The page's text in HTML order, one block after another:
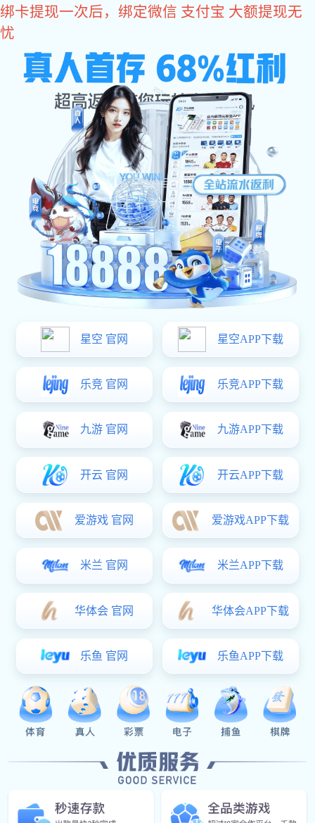
征途国际
关于征途国际
Kunshan YiYuan Medical Technology Co.,Ltd
征途国际-梦想照进现实,努力成就未来! 是一家专业从事
医用CT球管研发、生产、销售及技术服务、技术咨询的高科
技企业。公司依托国力股份40年军民融合的电真空技术平
台，从2013年开始研发CT球管，注册资本3.246亿元人民
10000多平米的CT球管研发生产基地，配备有专业的万
级洁净间以满足管芯装配的要求，实现年产7000只以上CT球
管的产能。
2018年
成立时间
10000+m²
生产线面积
32460万元
注册资本
了解详情 >